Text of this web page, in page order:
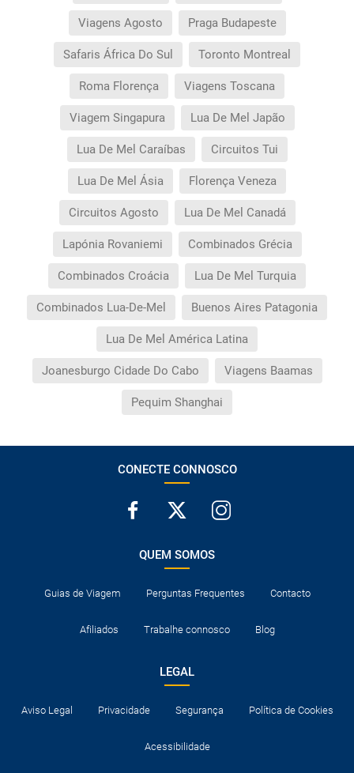
Viagens Agosto Praga Budapeste
Safaris África Do Sul Toronto Montreal
Roma Florença Viagens Toscana
Viagem Singapura Lua De Mel Japão
Lua De Mel Caraíbas Circuitos Tui
Lua De Mel Ásia Florença Veneza
Circuitos Agosto Lua De Mel Canadá
Lapónia Rovaniemi Combinados Grécia
Combinados Croácia Lua De Mel Turquia
Combinados Lua-De-Mel Buenos Aires Patagonia
Lua De Mel América Latina
Joanesburgo Cidade Do Cabo Viagens Baamas
Pequim Shanghai
CONECTE CONNOSCO
QUEM SOMOS
Guias de Viagem Perguntas Frequentes Contacto
Afiliados Trabalhe connosco Blog
LEGAL
Aviso Legal Privacidade Segurança Política de Cookies
Acessibilidade